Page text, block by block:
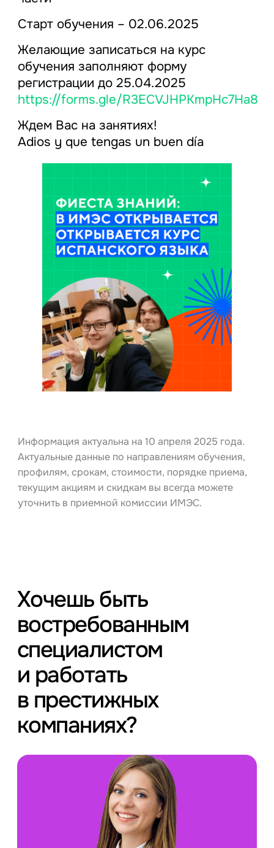
Старт обучения – 02.06.2025
Желающие записаться на курс
обучения заполняют форму
регистрации до 25.04.2025
https://forms.gle/R3ECVJHPKmpHc7Ha8
Ждем Вас на занятиях!
Adios y que tengas un buen día
Информация актуальна на 10 апреля 2025 года.
Актуальные данные по направлениям обучения,
профилям, срокам, стоимости, порядке приема,
текущим акциям и скидкам вы всегда можете
уточнить в приемной комиссии ИМЭС.
Хочешь быть
востребованным
специалистом
и работать
в престижных
компаниях?